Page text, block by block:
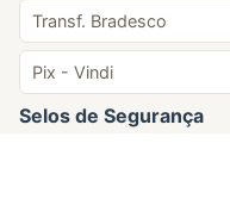
Transf. Bradesco
Pix - Vindi
Selos de Segurança